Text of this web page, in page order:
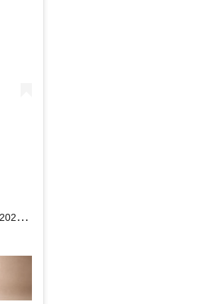
PST